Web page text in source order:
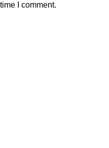
I comment.